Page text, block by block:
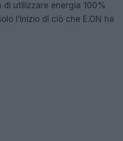
di utilizzare energia 100%
l’inizio di ciò che E.ON ha